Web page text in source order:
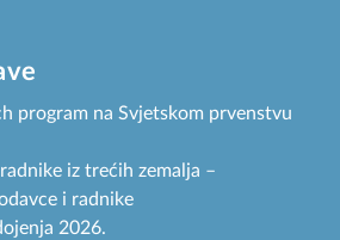
program na Svjetskom prvenstvu
iz trećih zemalja –
i radnike
2026.